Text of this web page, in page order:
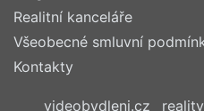
Realitní kanceláře
Všeobecné smluvní
Kontakty
videobydleni.cz